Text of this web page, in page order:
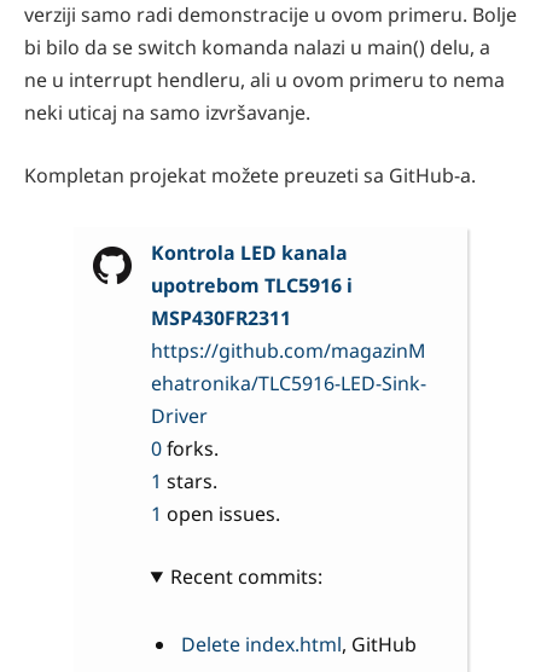
verziji samo radi demonstracije u ovom primeru. Bolje
bi bilo da se switch komanda nalazi u main() delu, a
ne u interrupt hendleru, ali u ovom primeru to nema
neki uticaj na samo izvršavanje.
Kompletan projekat možete preuzeti sa GitHub-a.
Kontrola LED kanala
upotrebom TLC5916 i
MSP430FR2311
https://github.com/magazinM
ehatronika/TLC5916-LED-Sink-
Driver
0forks.
1 stars.
1 open issues.
Recent commits:
Delete index.html, GitHub